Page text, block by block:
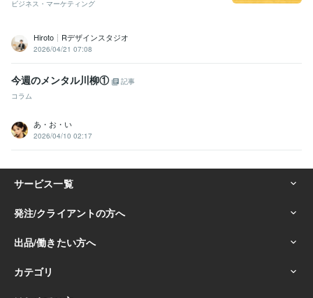
ビジネス・マーケティング
Hiroto┊Rデザインスタジオ
2026/04/21 07:08
今週のメンタル川柳①
記事
コラム
あ・お・い
2026/04/10 02:17